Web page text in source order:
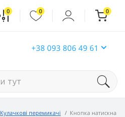
+38 093 806 49 61
0 0 0
Кулачкові перемикачі Кнопка натискна